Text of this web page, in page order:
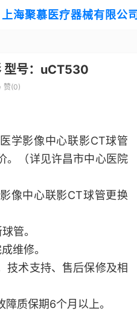
上海聚慕医疗器械有限公
型号：uCT530
赞(0)
学影像中心联影CT球管
。（详见许昌市中心医院
像中心联影CT球管更换
管。
维修。
技术支持、售后保修及相
质保期6个月以上。